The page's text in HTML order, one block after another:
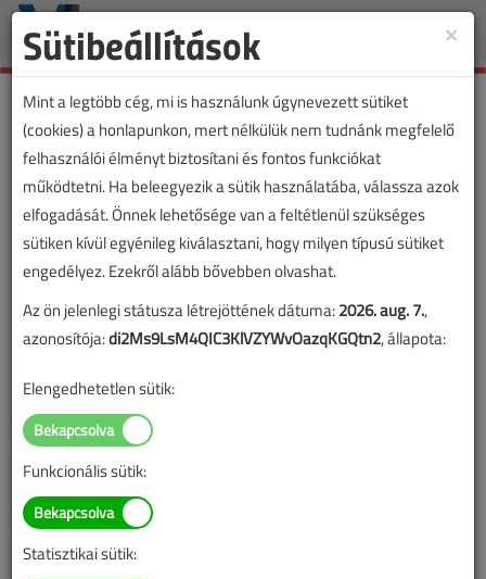
Toggle
Lapszám:
×
Sütibeállítások
Mint a legtöbb cég, mi is használunk úgynevezett sütiket
(cookies) a honlapunkon, mert nélkülük nem tudnánk megfelelő
felhasználói élményt biztosítani és fontos funkciókat
működtetni. Ha beleegyezik a sütik használatába, válassza azok
elfogadását. Önnek lehetősége van a feltétlenül szükséges
sütiken kívül egyénileg kiválasztani, hogy milyen típusú sütiket
engedélyez. Ezekről alább bővebben olvashat.
Az ön jelenlegi státusza létrejöttének dátuma:2026. aug. 7.,
azonosítója:di2Ms9LsM4QIC3KlVZYWvOazqKGQtn2, állapota:
Elengedhetetlen sütik:
Funkcionális sütik:
Statisztikai sütik: